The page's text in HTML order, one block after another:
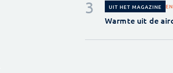
UIT HET MAGAZINE
Warmte uit de